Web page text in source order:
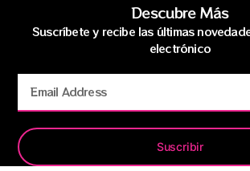
Descubre Más
Suscríbete y recibe las últimas
electrónico
Suscribir